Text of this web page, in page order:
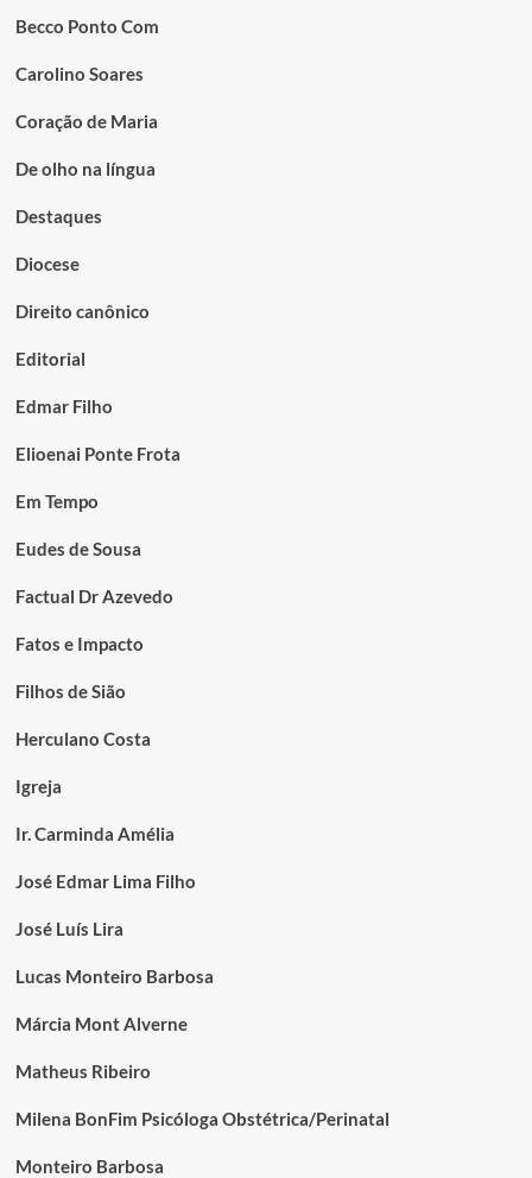
Becco Ponto Com
Carolino Soares
Coração de Maria
De olho na língua
Destaques
Diocese
Direito canônico
Editorial
Edmar Filho
Elioenai Ponte Frota
Em Tempo
Eudes de Sousa
Factual Dr Azevedo
Fatos e Impacto
Filhos de Sião
Herculano Costa
Igreja
Ir. Carminda Amélia
José Edmar Lima Filho
José Luís Lira
Lucas Monteiro Barbosa
Márcia Mont Alverne
Matheus Ribeiro
Milena BonFim Psicóloga Obstétrica/Perinatal
Monteiro Barbosa